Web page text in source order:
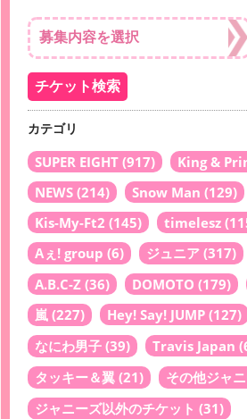
カテゴリ
SUPER EIGHT (917) King &
NEWS (214) Snow Man (129)
Kis-My-Ft2 (145) timelesz
Aぇ! group (6) ジュニア (317)
A.B.C-Z (36) DOMOTO (179)
嵐 (227) Hey! Say! JUMP (127)
なにわ男子 (39) Travis Japan
タッキー＆翼 (21) その他ジャ
ジャニーズ以外のチケット (31)